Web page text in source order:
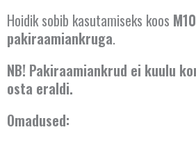
Hoidik sobib kasutamiseks koos
pakiraamiankruga.
NB! Pakiraamiankrud ei kuulu
osta eraldi.
Omadused: